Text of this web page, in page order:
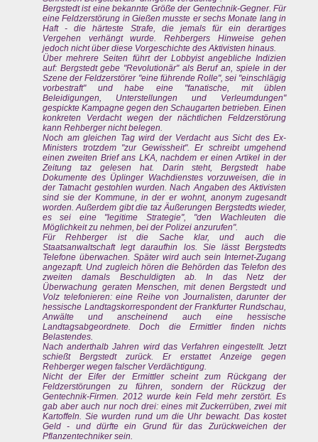
Bergstedt ist eine bekannte Größe der Gentechnik-Gegner. Für
eine Feldzerstörung in Gießen musste er sechs Monate lang in
Haft - die härteste Strafe, die jemals für ein derartiges
Vergehen verhängt wurde. Rehbergers Hinweise gehen
jedoch nicht über diese Vorgeschichte des Aktivisten hinaus.
Über mehrere Seiten führt der Lobbyist angebliche Indizien
auf: Bergstedt gebe "Revolutionär" als Beruf an, spiele in der
Szene der Feldzerstörer "eine führende Rolle", sei "einschlägig
vorbestraft" und habe eine "fanatische, mit üblen
Beleidigungen, Unterstellungen und Verleumdungen"
gespickte Kampagne gegen den Schaugarten betrieben. Einen
konkreten Verdacht wegen der nächtlichen Feldzerstörung
kann Rehberger nicht belegen.
Noch am gleichen Tag wird der Verdacht aus Sicht des Ex-
Ministers trotzdem "zur Gewissheit". Er schreibt umgehend
einen zweiten Brief ans LKA, nachdem er einen Artikel in der
Zeitung taz gelesen hat. Darin steht, Bergstedt habe
Dokumente des Üplinger Wachdienstes vorzuweisen, die in
der Tatnacht gestohlen wurden. Nach Angaben des Aktivisten
sind sie der Kommune, in der er wohnt, anonym zugesandt
worden. Außerdem gibt die taz Äußerungen Bergstedts wieder,
es sei eine "legitime Strategie", "den Wachleuten die
Möglichkeit zu nehmen, bei der Polizei anzurufen".
Für Rehberger ist die Sache klar, und auch die
Staatsanwaltschaft legt daraufhin los. Sie lässt Bergstedts
Telefone überwachen. Später wird auch sein Internet-Zugang
angezapft. Und zugleich hören die Behörden das Telefon des
zweiten damals Beschuldigten ab. In das Netz der
Überwachung geraten Menschen, mit denen Bergstedt und
Volz telefonieren: eine Reihe von Journalisten, darunter der
hessische Landtagskorrespondent der Frankfurter Rundschau,
Anwälte und anscheinend auch eine hessische
Landtagsabgeordnete. Doch die Ermittler finden nichts
Belastendes.
Nach anderthalb Jahren wird das Verfahren eingestellt. Jetzt
schießt Bergstedt zurück. Er erstattet Anzeige gegen
Rehberger wegen falscher Verdächtigung.
Nicht der Eifer der Ermittler scheint zum Rückgang der
Feldzerstörungen zu führen, sondern der Rückzug der
Gentechnik-Firmen. 2012 wurde kein Feld mehr zerstört. Es
gab aber auch nur noch drei: eines mit Zuckerrüben, zwei mit
Kartoffeln. Sie wurden rund um die Uhr bewacht. Das kostet
Geld - und dürfte ein Grund für das Zurückweichen der
Pflanzentechniker sein.